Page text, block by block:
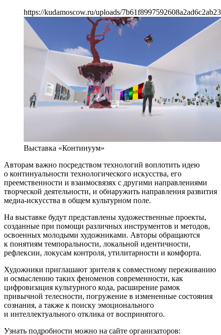
https://kudamoscow.ru/uploads/
Выставка «Континуум»
Авторам важно посредством технологий воплотить идею
о континуальности технологического искусства, его
преемственности и взаимосвязях с другими направлениями
творческой деятельности, и обнаружить направления развития
медиа-искусства в общем культурном поле.
На выставке будут представлены художественные проекты,
созданные при помощи различных инструментов и методов,
освоенных молодыми художниками. Авторы обращаются
к понятиям темпоральности, локальной идентичности,
рефлексии, локусам контроля, утилитарности и комфорта.
Художники приглашают зрителя к совместному переживанию
и осмыслению таких феноменов современности, как
цифровизация культурного кода, расширение рамок
привычной телесности, погружение в измененные состояния
сознания, а также к поиску эмоционального
и интеллектуального отклика от воспринятого.
Узнать подробности можно на сайте организаторов: